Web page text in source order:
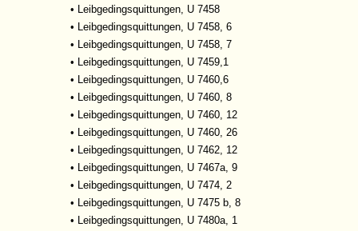
• Leibgedingsquittungen, U 7458
• Leibgedingsquittungen, U 7458, 6
• Leibgedingsquittungen, U 7458, 7
• Leibgedingsquittungen, U 7459,1
• Leibgedingsquittungen, U 7460,6
• Leibgedingsquittungen, U 7460, 8
• Leibgedingsquittungen, U 7460, 12
• Leibgedingsquittungen, U 7460, 26
• Leibgedingsquittungen, U 7462, 12
• Leibgedingsquittungen, U 7467a, 9
• Leibgedingsquittungen, U 7474, 2
• Leibgedingsquittungen, U 7475 b, 8
• Leibgedingsquittungen, U 7480a, 1